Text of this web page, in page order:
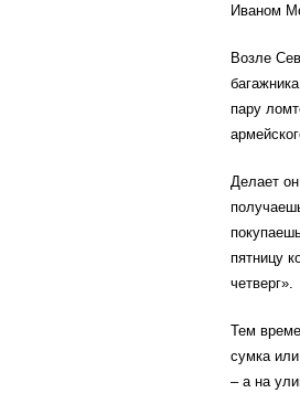
Иваном
Возле
пару
Делает
пятницу
четверг».
Тем
сумка
– а на